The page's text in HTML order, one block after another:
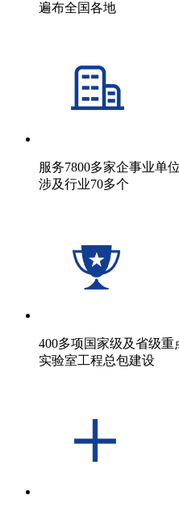
遍布全国各地
服务7800多家企事业单位
涉及行业70多个
400多项国家级及省级重
实验室工程总包建设